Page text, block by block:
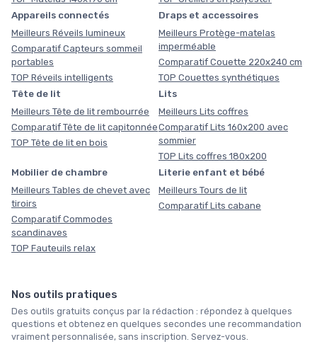
Appareils connectés
Meilleurs Réveils lumineux
Comparatif Capteurs sommeil
portables
TOP Réveils intelligents
Draps et accessoires
Meilleurs Protège-matelas
imperméable
Comparatif Couette 220x240 cm
TOP Couettes synthétiques
Tête de lit
Meilleurs Tête de lit rembourrée
Comparatif Tête de lit capitonnée
TOP Tête de lit en bois
Lits
Meilleurs Lits coffres
Comparatif Lits 160x200 avec
sommier
TOP Lits coffres 180x200
Mobilier de chambre
Meilleurs Tables de chevet avec
tiroirs
Comparatif Commodes
scandinaves
TOP Fauteuils relax
Literie enfant et bébé
Meilleurs Tours de lit
Comparatif Lits cabane
Nos outils pratiques
Des outils gratuits conçus par la rédaction : répondez à quelques
questions et obtenez en quelques secondes une recommandation
vraiment personnalisée, sans inscription. Servez-vous.